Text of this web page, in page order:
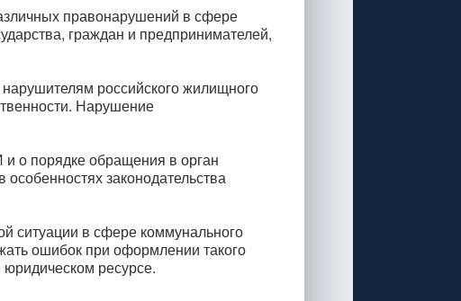
правонарушений в сфере
граждан и предпринимателей,
российского жилищного
Нарушение
о порядке обращения в орган
законодательства
ситуации в сфере коммунального
ошибок при оформлении такого
ресурсе.